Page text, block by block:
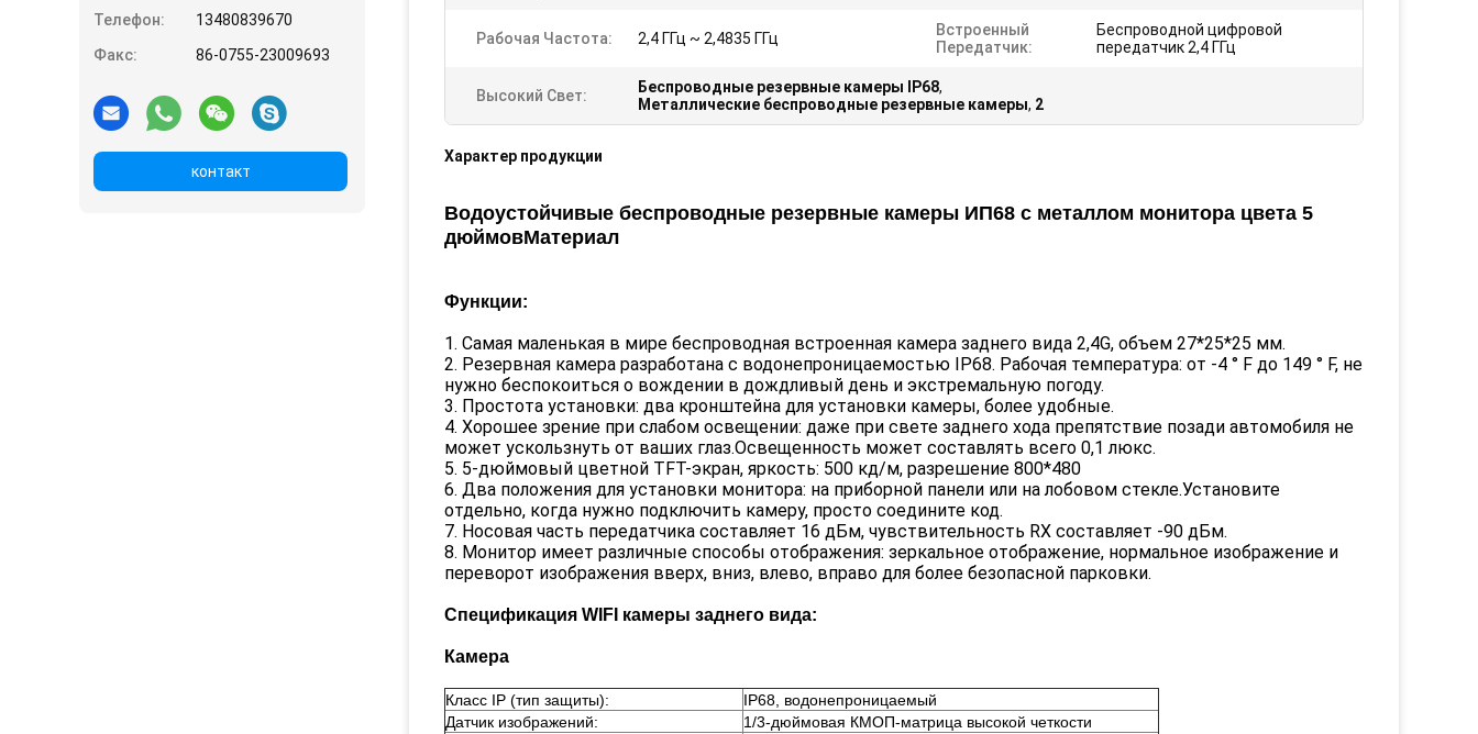
Телефон:
13480839670
Факс:
86-0755-23009693
контакт
Рабочая Частота: 2,4 ГГц ~ 2,4835 ГГц
Встроенный
Передатчик:
Беспроводной цифровой
передатчик 2,4 ГГц
Высокий Свет: Беспроводные резервные камеры IP68,
Металлические беспроводные резервные камеры, 2
Характер продукции
Водоустойчивые беспроводные резервные камеры ИП68 с металлом монитора цвета 5
дюймовМатериал
Функции:
1. Самая маленькая в мире беспроводная встроенная камера заднего вида 2,4G, объем 27*25*25 мм.
2. Резервная камера разработана с водонепроницаемостью IP68. Рабочая температура: от -4 ° F до 149 ° F, не
нужно беспокоиться о вождении в дождливый день и экстремальную погоду.
3. Простота установки: два кронштейна для установки камеры, более удобные.
4. Хорошее зрение при слабом освещении: даже при свете заднего хода препятствие позади автомобиля не
может ускользнуть от ваших глаз.Освещенность может составлять всего 0,1 люкс.
5. 5-дюймовый цветной TFT-экран, яркость: 500 кд/м, разрешение 800*480
6. Два положения для установки монитора: на приборной панели или на лобовом стекле.Установите
отдельно, когда нужно подключить камеру, просто соедините код.
7. Носовая часть передатчика составляет 16 дБм, чувствительность RX составляет -90 дБм.
8. Монитор имеет различные способы отображения: зеркальное отображение, нормальное изображение и
переворот изображения вверх, вниз, влево, вправо для более безопасной парковки.
Спецификация WIFI камеры заднего вида:
Камера
Класс IP (тип защиты):
IP68, водонепроницаемый
Датчик изображений:
1/3-дюймовая КМОП-матрица высокой четкости